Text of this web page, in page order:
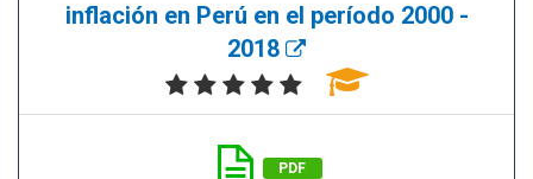
inflación en Perú en el período 2000 -
2018
PDF